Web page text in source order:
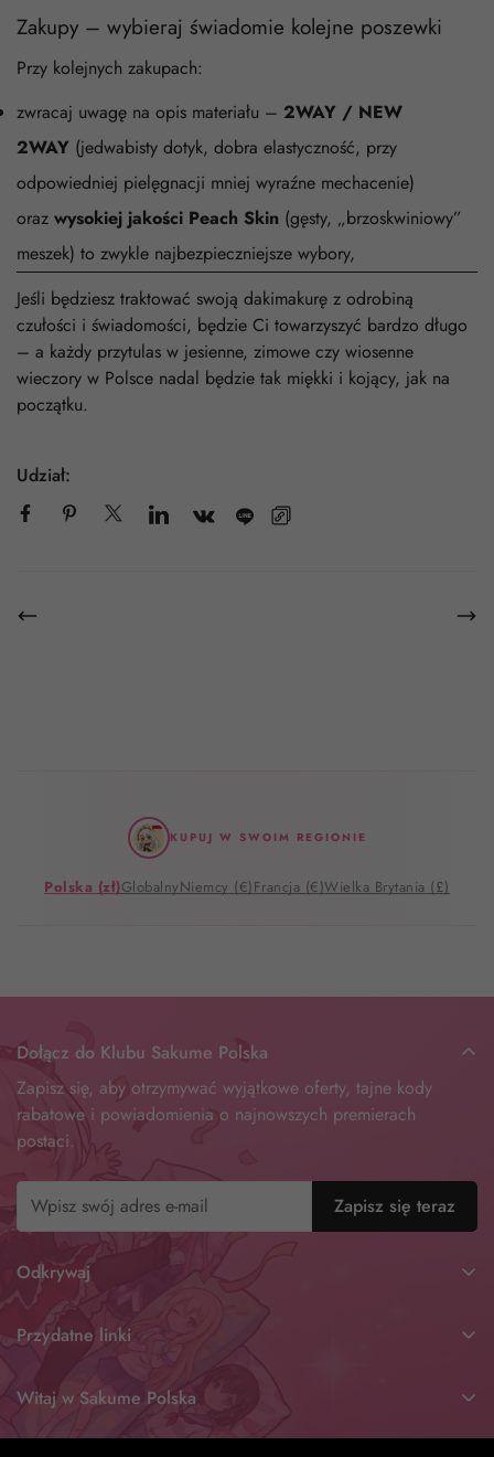
Zakupy – wybieraj świadomie kolejne poszewki
Przy kolejnych zakupach:
zwracaj uwagę na opis materiału – 2WAY / NEW
2WAY (jedwabisty dotyk, dobra elastyczność, przy
odpowiedniej pielęgnacji mniej wyraźne mechacenie)
oraz wysokiej jakości Peach Skin (gęsty, „brzoskwiniowy”
meszek) to zwykle najbezpieczniejsze wybory,
Jeśli będziesz traktować swoją dakimakurę z odrobiną
czułości i świadomości, będzie Ci towarzyszyć bardzo długo
– a każdy przytulas w jesienne, zimowe czy wiosenne
wieczory w Polsce nadal będzie tak miękki i kojący, jak na
początku.
Udział:
KUPUJ W SWOIM REGIONIE
Polska (zł)GlobalnyNiemcy (€)Francja (€)Wielka Brytania (£)
Dołącz do Klubu Sakume Polska
Zapisz się, aby otrzymywać wyjątkowe oferty, tajne kody
rabatowe i powiadomienia o najnowszych premierach
postaci.
Zapisz się teraz
Odkrywaj
Waifu Dakimakura
Husbando Dakimakura
Przydatne linki
IP Postaci Sakume
Witaj w Sakume Polska
Założone 16 lutego 2020 roku, Sakume stało się światowym